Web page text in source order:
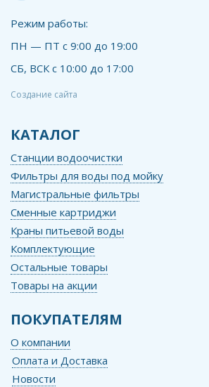
Режим работы:
ПН — ПТ с 9:00 до 19:00
СБ, ВСК с 10:00 до 17:00
Создание сайта
КАТАЛОГ
Станции водоочистки
Фильтры для воды под мойку
Магистральные фильтры
Сменные картриджи
Краны питьевой воды
Комплектующие
Остальные товары
Товары на акции
ПОКУПАТЕЛЯМ
О компании
Оплата и Доставка
Новости